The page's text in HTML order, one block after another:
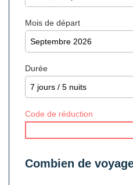
Mois de départ
Durée
Code de réduction
Combien de